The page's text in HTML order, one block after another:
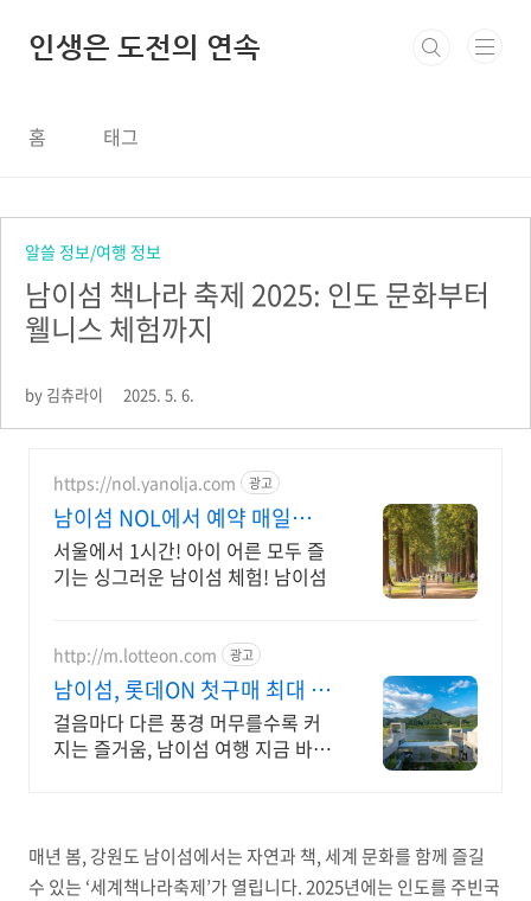
인생은 도전의 연속
홈 태그
알쓸 정보/여행 정보
남이섬 책나라 축제 2025: 인도 문화부터
웰니스 체험까지
by 김츄라이 2025. 5. 6.
https://nol.yanolja.com 광고
남이섬 NOL에서 예약 매일
NOL DRAW 추첨!
서울에서 1시간! 아이 어른 모두 즐
기는 싱그러운 남이섬 체험! 남이섬
http://m.lotteon.com 광고
남이섬, 롯데ON 첫구매 최대 5
천원 혜택!
걸음마다 다른 풍경 머무를수록 커
지는 즐거움, 남이섬 여행 지금 바로
매년 봄, 강원도 남이섬에서는 자연과 책, 세계 문화를 함께 즐길
수 있는 ‘세계책나라축제’가 열립니다. 2025년에는 인도를 주빈국